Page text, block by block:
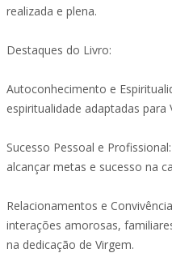
realizada e plena.
Destaques do Livro:
Autoconhecimento e
espiritualidade adaptadas para
Sucesso Pessoal e
alcançar metas e sucesso na
Relacionamentos e
interações amorosas,
na dedicação de Virgem.